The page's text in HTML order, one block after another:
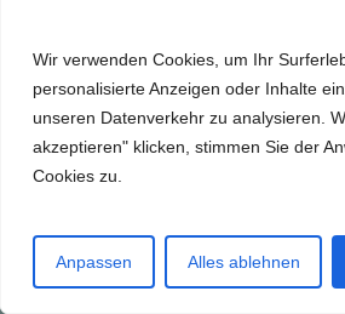
Wir verwenden Cookies, um Ihr
personalisierte Anzeigen oder Inhalte
unseren Datenverkehr zu analysieren.
akzeptieren" klicken, stimmen Sie der
Cookies zu.
Anpassen Alles ablehnen
2024 · HL115
Fische am
entspannt